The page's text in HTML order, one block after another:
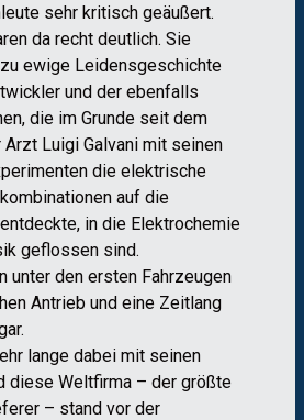
sehr kritisch geäußert.
da recht deutlich. Sie
ewige Leidensgeschichte
und der ebenfalls
die im Grunde seit dem
Luigi Galvani mit seinen
die elektrische
auf die
in die Elektrochemie
geflossen sind.
unter den ersten Fahrzeugen
Antrieb und eine Zeitlang
lange dabei mit seinen
diese Weltfirma – der größte
– stand vor der